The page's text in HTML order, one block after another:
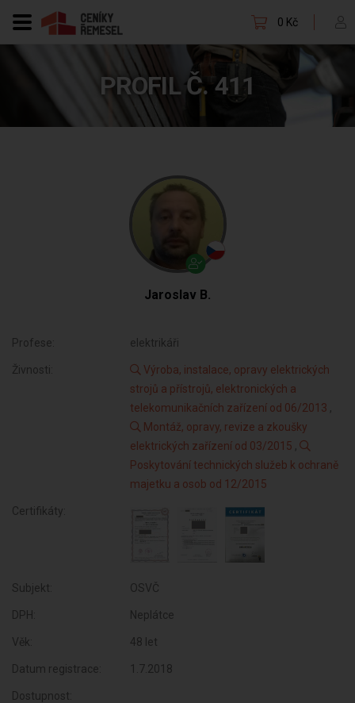
0 Kč
PROFIL Č. 411
Jaroslav B.
Profese: elektrikáři
Živnosti:
Výroba, instalace, opravy elektrických
strojů a přístrojů, elektronických a
telekomunikačních zařízení od 06/2013 ,
Montáž, opravy, revize a zkoušky
elektrických zařízení od 03/2015 ,
Poskytování technických služeb k ochraně
majetku a osob od 12/2015
Certifikáty:
Subjekt: OSVČ
DPH: Neplátce
Věk: 48 let
Datum registrace: 1.7.2018
Dostupnost: